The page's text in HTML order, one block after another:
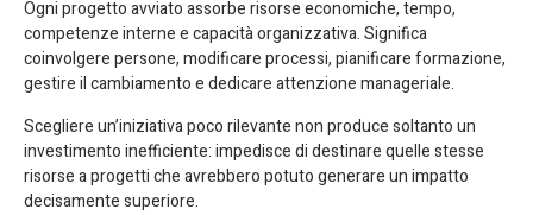
Ogni progetto avviato assorbe risorse economiche, tempo,
competenze interne e capacità organizzativa. Significa
coinvolgere persone, modificare processi, pianificare formazione,
gestire il cambiamento e dedicare attenzione manageriale.
Scegliere un’iniziativa poco rilevante non produce soltanto un
investimento inefficiente: impedisce di destinare quelle stesse
risorse a progetti che avrebbero potuto generare un impatto
decisamente superiore.